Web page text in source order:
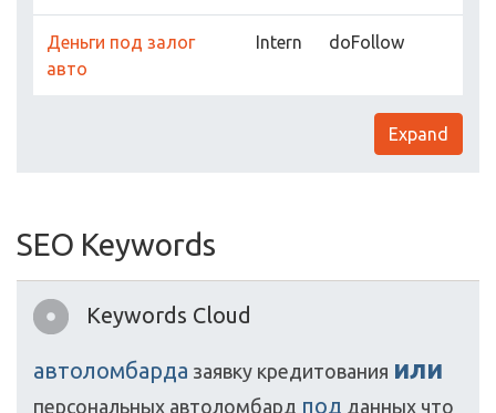
Деньги под залог
авто
Intern doFollow
Expand
SEO Keywords
Keywords Cloud
автоломбарда заявку кредитования или
персональных автоломбард под данных что